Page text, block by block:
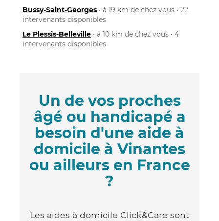
Bussy-Saint-Georges • à 19 km de chez vous • 22
intervenants disponibles
Le Plessis-Belleville • à 10 km de chez vous • 4
intervenants disponibles
Un de vos proches
âgé ou handicapé a
besoin d'une aide à
domicile à Vinantes
ou ailleurs en France
?
Les aides à domicile Click&Care sont